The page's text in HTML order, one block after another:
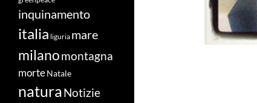
inquinamento
italia liguria mare
milanomontagna
morteNatale
naturaNotizie